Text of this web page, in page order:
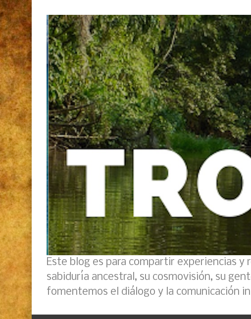
Este blog es para compartir experiencias y
sabiduría ancestral, su cosmovisión, su
fomentemos el diálogo y la comunicación